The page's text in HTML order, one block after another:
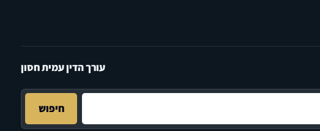
עורך הדין עמית חסון
חיפוש